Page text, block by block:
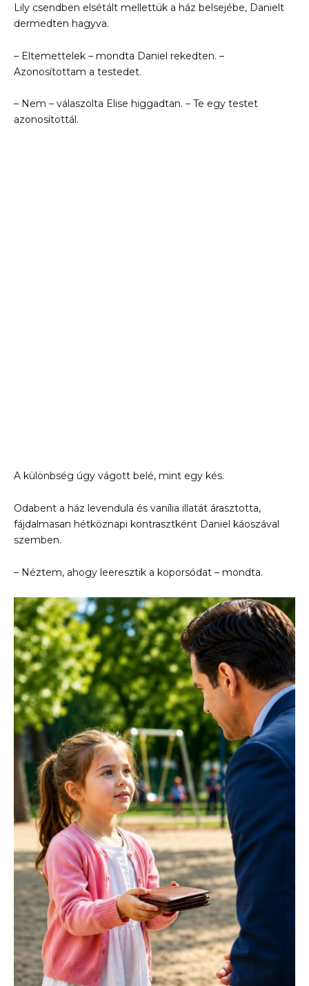
Lily csendben elsétált mellettük a ház belsejébe, Danielt
dermedten hagyva.
– Eltemettelek – mondta Daniel rekedten. –
Azonosítottam a testedet.
– Nem – válaszolta Elise higgadtan. – Te egy testet
azonosítottál.
A különbség úgy vágott belé, mint egy kés.
Odabent a ház levendula és vanília illatát árasztotta,
fájdalmasan hétköznapi kontrasztként Daniel káoszával
szemben.
– Néztem, ahogy leeresztik a koporsódat – mondta.